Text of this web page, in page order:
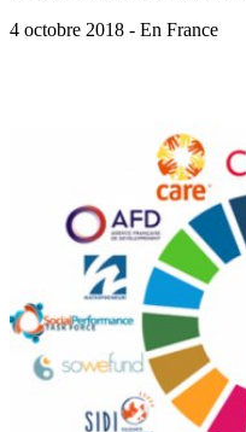
4 octobre 2018 - En France